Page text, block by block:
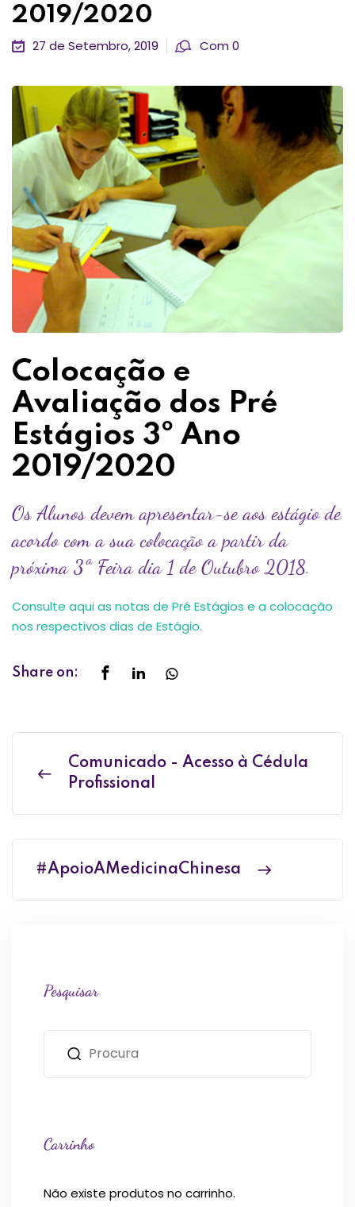
2019/2020
27 de Setembro, 2019 Com 0
Colocação e
Avaliação dos Pré
Estágios 3º Ano
2019/2020
Os Alunos devem apresentar-se aos estágio de
acordo com a sua colocação a partir da
próxima 3ª Feira dia 1 de Outubro 2018.
Consulte aqui as notas de Pré Estágios e a colocação
nos respectivos dias de Estágio.
Share on:
Comunicado - Acesso à Cédula
Profissional
#ApoioAMedicinaChinesa
Pesquisar
Carrinho
Não existe produtos no carrinho.